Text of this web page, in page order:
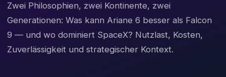
Zwei Philosophien, zwei Kontinente, zwei
Generationen: Was kann Ariane 6 besser als Falcon
9 — und wo dominiert SpaceX? Nutzlast, Kosten,
Zuverlässigkeit und strategischer Kontext.